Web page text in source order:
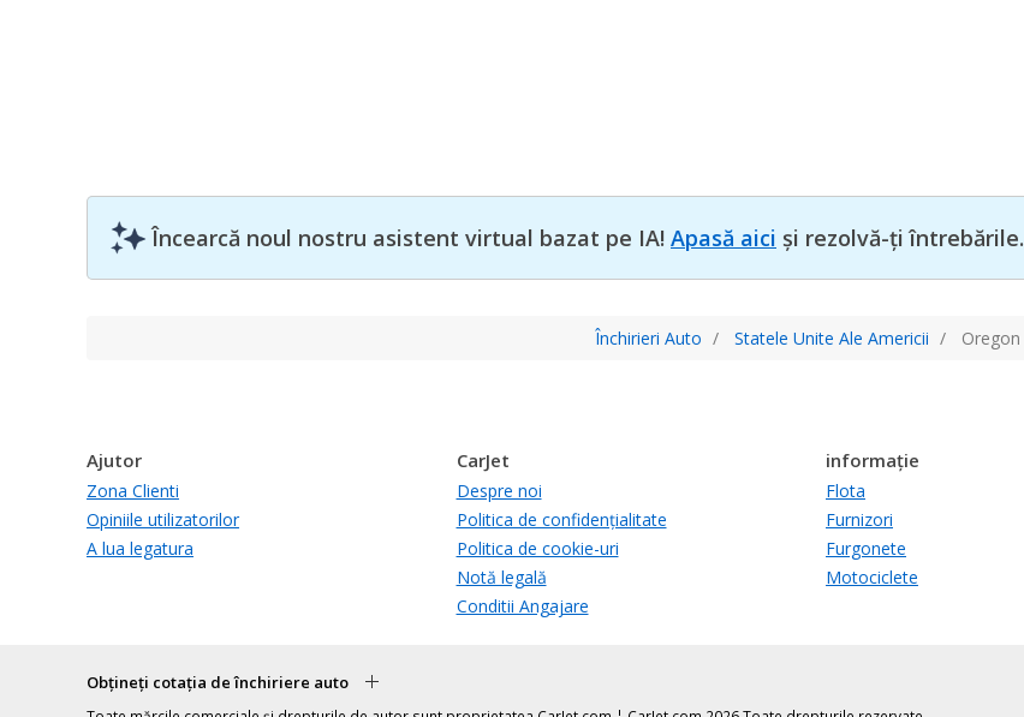
Încearcă noul nostru asistent virtual bazat pe IA! Apasă aici și rezolvă-ți întrebările.
Închirieri Auto Statele Unite Ale Americii Oregon
Ajutor
Zona Clienti
Opiniile utilizatorilor
A lua legatura
CarJet
Despre noi
Politica de confidențialitate
Politica de cookie-uri
Notă legală
Conditii Angajare
informație
Flota
Furnizori
Furgonete
Motociclete
Obțineți cotația de închiriere auto